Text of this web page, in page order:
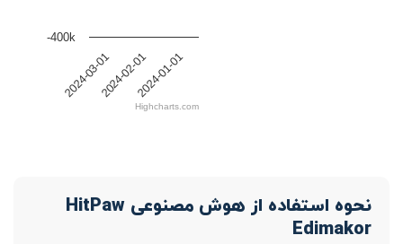
2024-03-012024-02-012024-01-01
-400k
Highcharts.com
نحوه استفاده از هوش مصنوعی HitPaw
Edimakor